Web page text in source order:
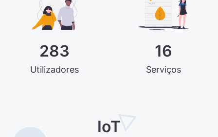
283
Utilizadores
16
Serviços
IoT